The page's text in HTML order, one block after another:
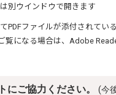
別ウインドウで開きます
PDFファイルが添付されている
覧になる場合は、 Adobe